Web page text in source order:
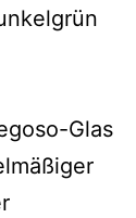
Glas